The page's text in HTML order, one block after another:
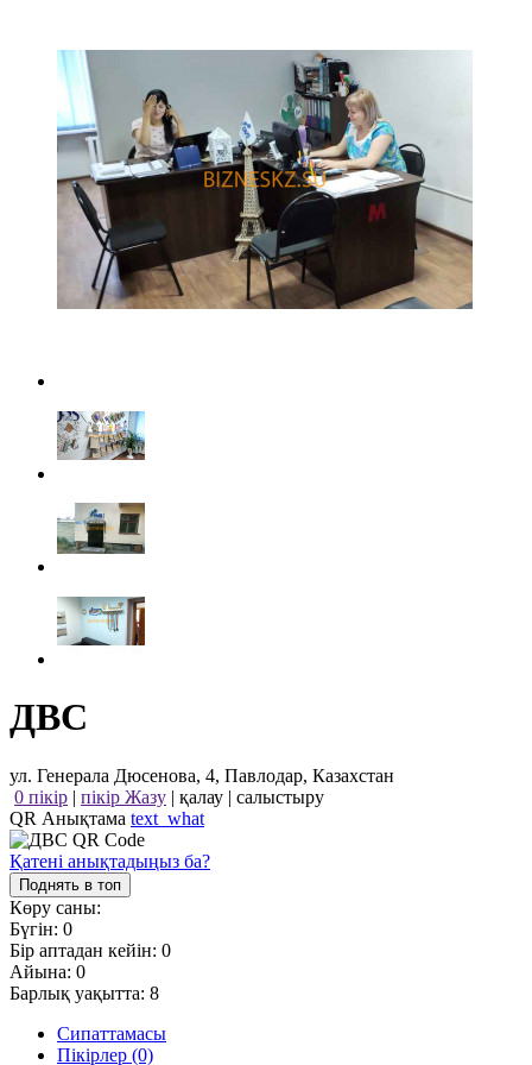
ДВС
ул. Генерала Дюсенова, 4, Павлодар, Казахстан
0 пікір | пікір Жазу | қалау | салыстыру
QR Анықтама text_what
Қатені анықтадыңыз ба?
Поднять в топ
Көру саны:
Бүгін: 0
Бір аптадан кейін: 0
Айына: 0
Барлық уақытта: 8
Сипаттамасы
Пікірлер (0)